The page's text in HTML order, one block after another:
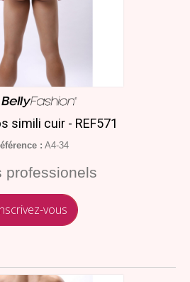
simili cuir - REF571
: A4-34
professionels
vous